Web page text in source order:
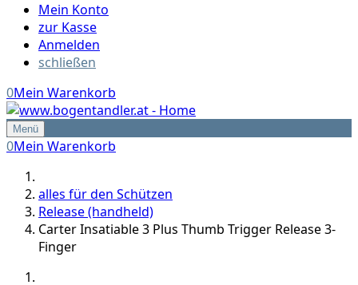
Mein Konto
zur Kasse
Anmelden
schließen
0Mein Warenkorb
Menü
0Mein Warenkorb
alles für den Schützen
Release (handheld)
Carter Insatiable 3 Plus Thumb Trigger Release 3-
Finger